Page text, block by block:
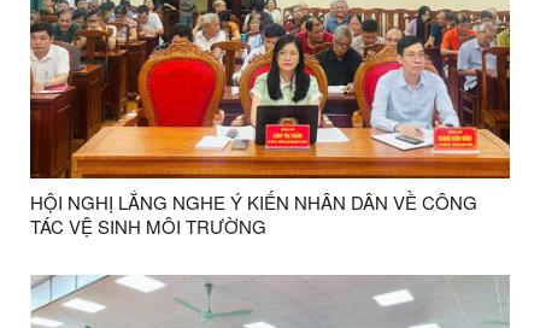
HỘI NGHỊ LẮNG NGHE Ý KIẾN NHÂN DÂN VỀ CÔNG
TÁC VỆ SINH MÔI TRƯỜNG